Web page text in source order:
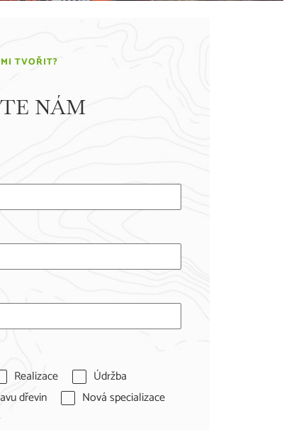
TVOŘIT?
NÁM
Realizace
Údržba
dřevin
Nová specializace